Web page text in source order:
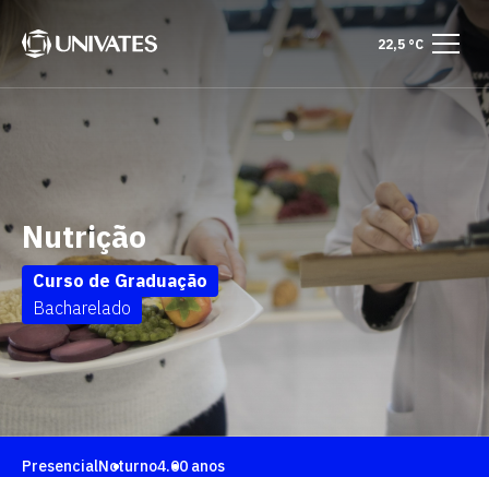
22,5 °C
Nutrição
Curso de Graduação
Bacharelado
PresencialNoturno4.00 anos